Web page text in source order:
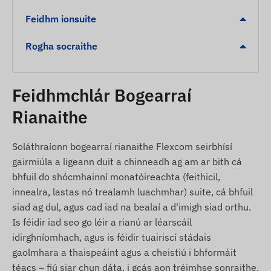
Geofhál (Geofencing) a fhágáil nó teacht isteach
Ábhar an phacáiste
Rianaire GPS maighnéadach Juneo TK913-SA
Cábla luchtaithe USB
Treoir socraithe
Coinníollacha úsáide
Chun go n-oibreoidh an gléas de ghnáth, tá gá le
nasc gníomhach leis na córais satailíte agus le
líonra na n-oibreoirí soghluaiste. Déantar na
Feidhm ionsuite
Rogha socraithe
Feidhmchlár Bogearraí
Rianaithe
Soláthraíonn bogearraí rianaithe Flexcom seirbhísí
gairmiúla a ligeann duit a chinneadh ag am ar bith cá
bhfuil do shócmhainní monatóireachta (feithicil,
innealra, lastas nó trealamh luachmhar) suite, cá bhfuil
siad ag dul, agus cad iad na bealaí a d'imigh siad orthu.
Is féidir iad seo go léir a rianú ar léarscáil
idirghníomhach, agus is féidir tuairiscí stádais
gaolmhara a thaispeáint agus a cheistiú i bhformáit
téacs – fiú siar chun dáta, i gcás aon tréimhse sonraithe.